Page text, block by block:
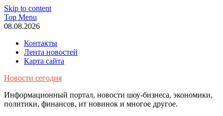
Skip to content
Top Menu
08.08.2026
Контакты
Лента новостей
Карта сайта
Новости сегодня
Информационный портал, новости шоу-бизнеса, экономики,
политики, финансов, ит новинок и многое другое.